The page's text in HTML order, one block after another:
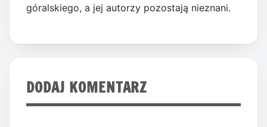
góralskiego, a jej autorzy pozostają nieznani.
DODAJ KOMENTARZ